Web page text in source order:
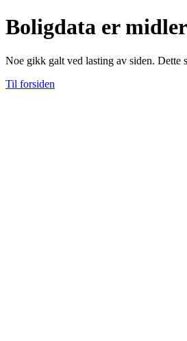
Boligdata er
Noe gikk galt ved lasting av siden. Dette
Til forsiden